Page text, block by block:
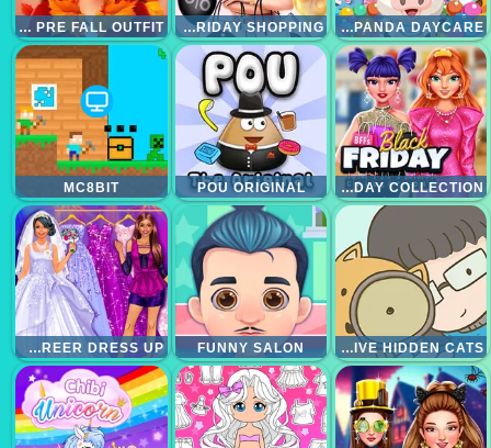
DR PANDA DAYCARE
BFFS BLACK FRIDAY SHOPPING
ELLIE AND FRIENDS PRE FALL OUTFIT
BFFS BLACK FRIDAY COLLECTION
POU ORIGINAL
MC8BIT
DETECTIVE HIDDEN CATS
FUNNY SALON
SUPERSTAR CAREER DRESS UP